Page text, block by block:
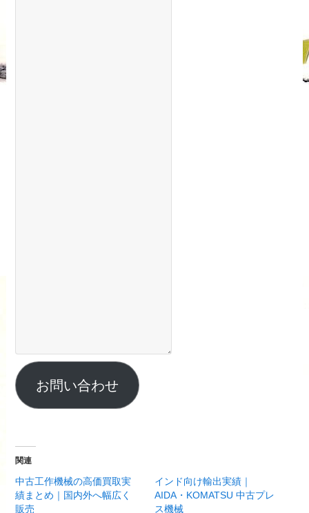
お問い合わせ
関連
中古工作機械の高価買取実
績まとめ｜国内外へ幅広く
販売
インド向け輸出実績｜
AIDA・KOMATSU 中古プレ
ス機械